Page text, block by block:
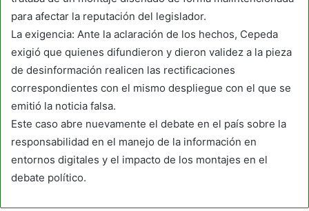
para afectar la reputación del legislador.
La exigencia: Ante la aclaración de los hechos, Cepeda
exigió que quienes difundieron y dieron validez a la pieza
de desinformación realicen las rectificaciones
correspondientes con el mismo despliegue con el que se
emitió la noticia falsa.
Este caso abre nuevamente el debate en el país sobre la
responsabilidad en el manejo de la información en
entornos digitales y el impacto de los montajes en el
debate político.